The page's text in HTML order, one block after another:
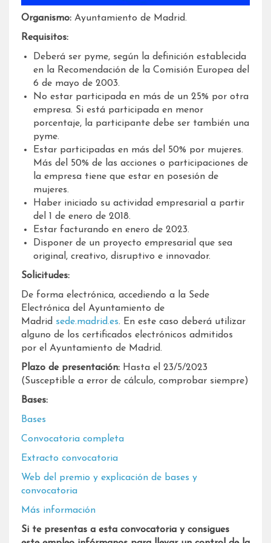
Organismo: Ayuntamiento de Madrid.
Requisitos:
Deberá ser pyme, según la definición establecida
en la Recomendación de la Comisión Europea del
6 de mayo de 2003.
No estar participada en más de un 25% por otra
empresa. Si está participada en menor
porcentaje, la participante debe ser también una
pyme.
Estar participadas en más del 50% por mujeres.
Más del 50% de las acciones o participaciones de
la empresa tiene que estar en posesión de
mujeres.
Haber iniciado su actividad empresarial a partir
del 1 de enero de 2018.
Estar facturando en enero de 2023.
Disponer de un proyecto empresarial que sea
original, creativo, disruptivo e innovador.
Solicitudes:
De forma electrónica, accediendo a la Sede
Electrónica del Ayuntamiento de
Madrid sede.madrid.es. En este caso deberá utilizar
alguno de los certificados electrónicos admitidos
por el Ayuntamiento de Madrid.
Plazo de presentación: Hasta el 23/5/2023
(Susceptible a error de cálculo, comprobar siempre)
Bases:
Bases
Convocatoria completa
Extracto convocatoria
Web del premio y explicación de bases y
convocatoria
Más información
Si te presentas a esta convocatoria y consigues